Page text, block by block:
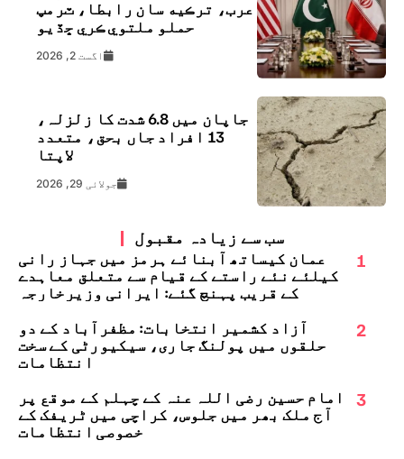
عرب، ترڪيه سان رابطا، ٽرمپ
حملو ملتوي ڪري ڇڏيو
اگست 2, 2026
جاپان میں 6.8 شدت کا زلزلہ،
13 افراد جاں بحق، متعدد
لاپتا
جولائی 29, 2026
سب سے زیادہ مقبول
1
عمان کیساتھ آبنائے ہرمز میں جہاز رانی
کیلئے نئے راستے کے قیام سے متعلق معاہدے
کے قریب پہنچ گئے: ایرانی وزیرخارجہ
2
آزاد کشمیر انتخابات: مظفرآباد کے دو
حلقوں میں پولنگ جاری، سیکیورٹی کے سخت
انتظامات
3
امام حسین رضی اللہ عنہ کے چہلم کے موقع پر
آج ملک بھر میں جلوس، کراچی میں ٹریفک کے
خصوصی انتظامات